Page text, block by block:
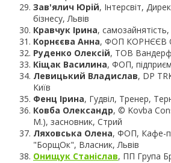
Зав'ялич Юрій, Інтерсвіт,
бізнесу, Львів
Кравчук Ірина,
Корнєєва Анна, ФОП КОРНЄЄВ
Руденко Олексій, ТОВ
Кіщак Василина, ФОП,
Левицький Владислав, DP
Київ
Фенц Ірина, Гудвіл, Тренер,
Ковба Олександр, © Kovba
М.), засновник, Стрий
Ляховська Олена, ФОП, Кафе-
"БорщОк", Власник, Львів
Онищук Станіслав, ПП Група